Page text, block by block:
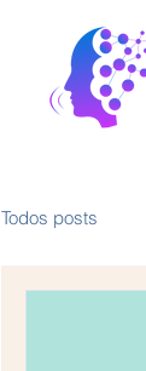
Todos posts